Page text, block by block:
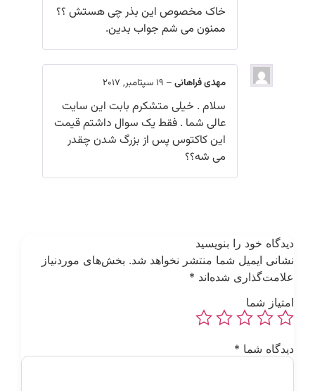
خاک مخصوص این بذر چی هستش ؟؟
ممنون می شم جواب بدین.
مهدی فراهانی–19 سپتامبر, 2017
سلام . خیلی متشکرم بابت این سایت
عالی شما . فقط یک سوال داشتم قیمت
این کاکتوس پس از بزرگ شدن چقدر
می شه؟؟
خود را بنویسید
ایمیل شما منتشر نخواهد شد. بخش‌های موردنیاز
شده‌اند*
شما
شما *